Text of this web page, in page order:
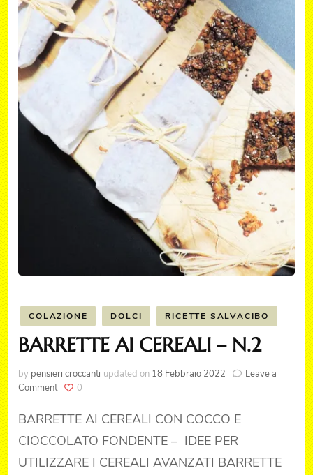
COLAZIONE DOLCI RICETTE SALVACIBO
BARRETTE AI CEREALI – N.2
by pensieri croccanti updated on 18 Febbraio 2022
Leave a
Commenton
AI
–
N.2
0
BARRETTE AI CEREALI CON COCCO E
CIOCCOLATO FONDENTE – IDEE PER
UTILIZZARE I CEREALI AVANZATI BARRETTE